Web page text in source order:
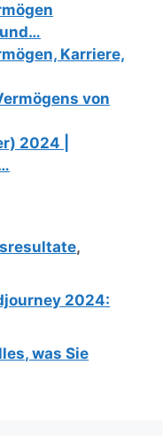
Karriere,
von
2024 |
,
2024:
was Sie